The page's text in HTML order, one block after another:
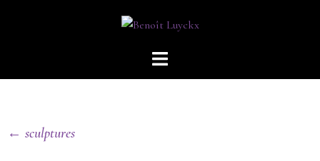
← sculptures